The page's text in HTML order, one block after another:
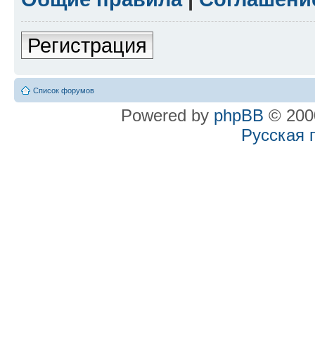
Регистрация
Список форумов
Powered by phpBB ©
Русская